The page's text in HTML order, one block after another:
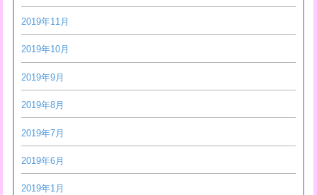
2019年11月
2019年10月
2019年9月
2019年8月
2019年7月
2019年6月
2019年1月